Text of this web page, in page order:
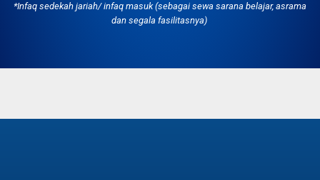
*Infaq sedekah jariah/ infaq masuk (sebagai sewa sarana belajar, asrama
dan segala fasilitasnya)